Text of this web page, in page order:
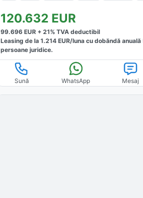
120.632 EUR
99.696EUR + 21% TVA deductibil
Leasing de la 1.214EUR/lunacu dobăndă anuală
persoane juridice.
Sună WhatsApp Mesaj